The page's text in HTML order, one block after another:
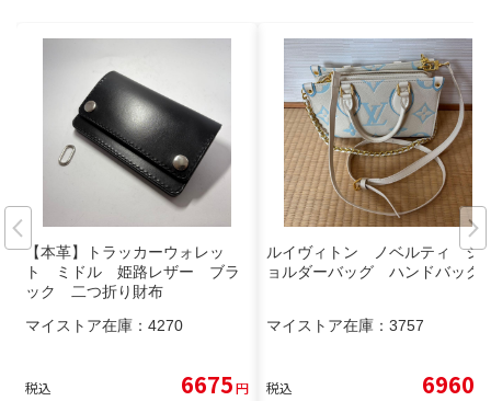
【本革】トラッカーウォレッ
ト ミドル 姫路レザー ブラ
ック 二つ折り財布
マイストア在庫： 4270
税込 6675円
ルイヴィトン ノベルティ シ
ョルダーバッグ ハンドバッグ
マイストア在庫： 3757
税込 6960